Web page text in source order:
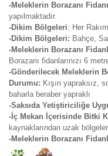
-Meleklerin Borazanı
yapılmaktadır.
-Dikim Bölgeleri: Her Rakım
-Dikim Bölgeleri: Bahçe,
-Meleklerin Borazanı
Borazanı fidanlarınızı 6
-Gönderilecek Meleklerin
Durumu: Kışın yapraksız,
baharla beraber yapraklı
-Saksıda Yetiştiriciliğe
-İç Mekan İçerisinde Bitki
kaynaklarından uzak bölgeler
-Meleklerin Borazanı